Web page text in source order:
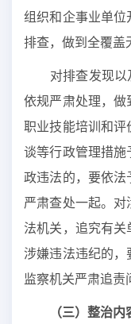
组织和企事业单
排查，做到全覆盖
对排查发现以及
依规严肃处理，做
职业技能培训和评
谈等行政管理措施
政违法的，要依法
严肃查处一起。对
法机关，追究有关
涉嫌违法违纪的，
监察机关严肃追责
（三）整治内